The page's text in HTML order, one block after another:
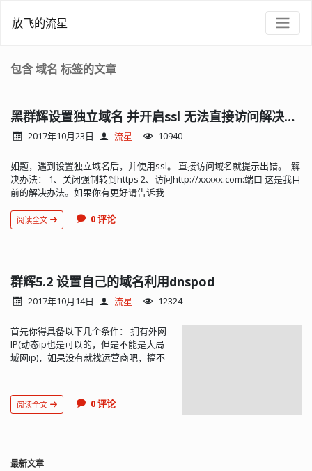
放飞的流星
包含 域名 标签的文章
黑群辉设置独立域名 并开启ssl 无法直接访问解决办法
2017年10月23日 流星 10940
如题，遇到设置独立域名后，并使用ssl。 直接访问域名就提示出错。 解
决办法： 1、关闭强制转到https 2、访问http://xxxxx.com:端口 这是我目
前的解决办法。如果你有更好请告诉我
阅读全文 0 评论
群辉5.2 设置自己的域名利用dnspod
2017年10月14日 流星 12324
首先你得具备以下几个条件： 拥有外网
IP(动态ip也是可以的，但是不能是大局
域网ip)，如果没有就找运营商吧，搞不
的是DNSPOD的动态解析服务，你需要
有自己的域名DNSPOD账号，并将域名
们先注册一个域名，随便一家注册商都
阅读全文 0 评论
最新文章